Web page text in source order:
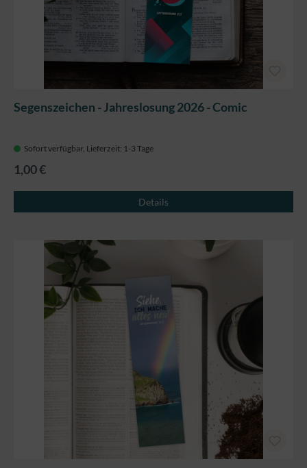
Segenszeichen - Jahreslosung 2026 - Comic
Sofort verfügbar, Lieferzeit: 1-3 Tage
1,00 €
Details